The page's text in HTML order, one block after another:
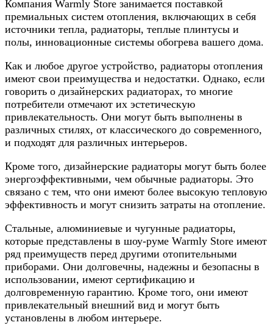
Компания Warmly Store занимается поставкой
премиальных систем отопления, включающих в себя
источники тепла, радиаторы, теплые плинтусы и
полы, инновационные системы обогрева вашего дома.
Как и любое другое устройство, радиаторы отопления
имеют свои преимущества и недостатки. Однако, если
говорить о дизайнерских радиаторах, то многие
потребители отмечают их эстетическую
привлекательность. Они могут быть выполнены в
различных стилях, от классического до современного,
и подходят для различных интерьеров.
Кроме того, дизайнерские радиаторы могут быть более
энергоэффективными, чем обычные радиаторы. Это
связано с тем, что они имеют более высокую тепловую
эффективность и могут снизить затраты на отопление.
Стальные, алюминиевые и чугунные радиаторы,
которые представлены в шоу-руме Warmly Store имеют
ряд преимуществ перед другими отопительными
приборами. Они долговечны, надежны и безопасны в
использовании, имеют сертификацию и
долговременную гарантию. Кроме того, они имеют
привлекательный внешний вид и могут быть
установлены в любом интерьере.